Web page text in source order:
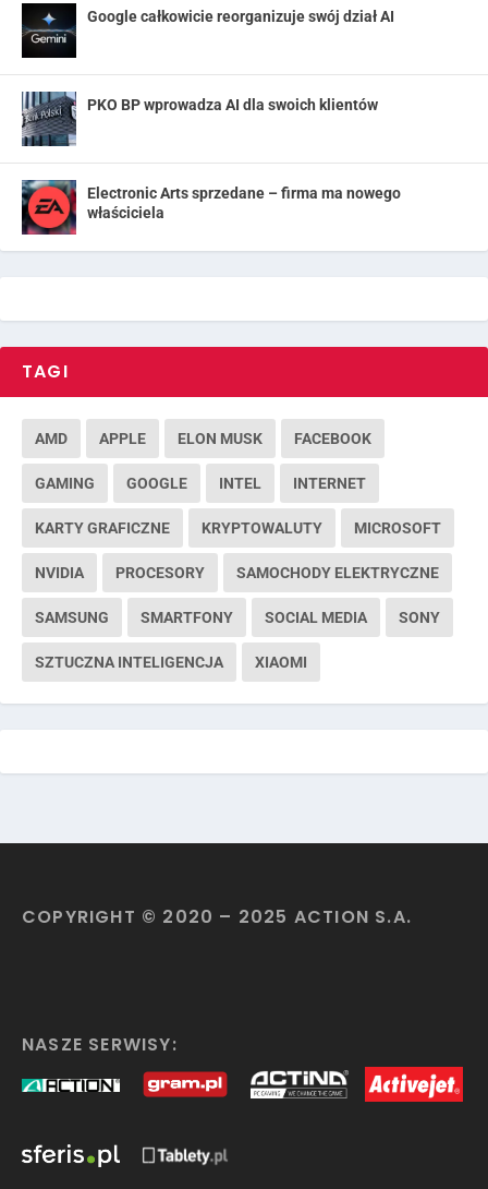
Google całkowicie reorganizuje swój dział AI
PKO BP wprowadza AI dla swoich klientów
Electronic Arts sprzedane – firma ma nowego
właściciela
TAGI
AMD APPLE ELON MUSK FACEBOOK
GAMING GOOGLE INTEL INTERNET
KARTY GRAFICZNE KRYPTOWALUTY MICROSOFT
NVIDIA PROCESORY SAMOCHODY ELEKTRYCZNE
SAMSUNG SMARTFONY SOCIAL MEDIA SONY
SZTUCZNA INTELIGENCJA XIAOMI
COPYRIGHT © 2020 – 2025 ACTION S.A.
NASZE SERWISY: